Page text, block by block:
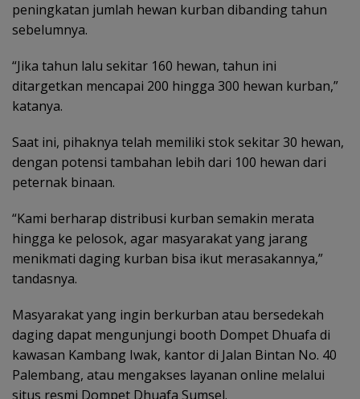
peningkatan jumlah hewan kurban dibanding tahun
sebelumnya.
“Jika tahun lalu sekitar 160 hewan, tahun ini
ditargetkan mencapai 200 hingga 300 hewan kurban,”
katanya.
Saat ini, pihaknya telah memiliki stok sekitar 30 hewan,
dengan potensi tambahan lebih dari 100 hewan dari
peternak binaan.
“Kami berharap distribusi kurban semakin merata
hingga ke pelosok, agar masyarakat yang jarang
menikmati daging kurban bisa ikut merasakannya,”
tandasnya.
Masyarakat yang ingin berkurban atau bersedekah
daging dapat mengunjungi booth Dompet Dhuafa di
kawasan Kambang Iwak, kantor di Jalan Bintan No. 40
Palembang, atau mengakses layanan online melalui
situs resmi Dompet Dhuafa Sumsel.